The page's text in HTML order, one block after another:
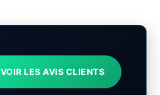
VOIR LES AVIS CLIENTS